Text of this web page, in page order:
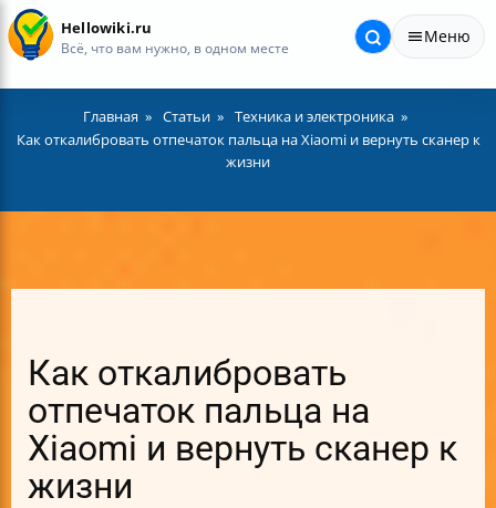
Hellowiki.ru
Всё, что вам нужно, в одном месте
Меню
Главная Статьи
Техника и электроника
Как откалибровать отпечаток пальца на Xiaomi и вернуть сканер к
жизни
Как откалибровать
отпечаток пальца на
Xiaomi и вернуть сканер к
жизни